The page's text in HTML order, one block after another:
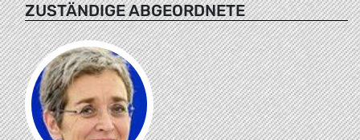
ZUSTÄNDIGE ABGEORDNETE